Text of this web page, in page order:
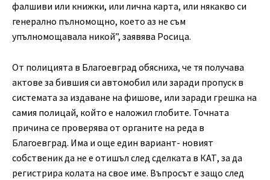
фалшиви или книжки, или лична карта, или някакво си
генерално пълномощно, което аз не съм
упълномощавала никой”, заявява Росица.
От полицията в Благоевград обясниха, че тя получава
актове за бившия си автомобил или заради пропуск в
системата за издаване на фишове, или заради грешка на
самия полицай, който е наложил глобите. Точната
причина се проверява от органите на реда в
Благоевград. Има и още един вариант- новият
собственик да не е отишъл след сделката в КАТ, за да
регистрира колата на свое име. Въпросът е защо след